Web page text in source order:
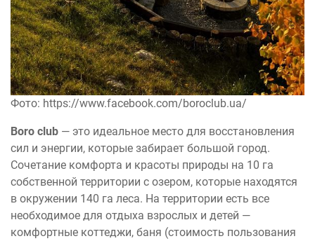
Фото: https://www.facebook.com/boroclub.ua/
Boro club — это идеальное место для восстановления
сил и энергии, которые забирает большой город.
Сочетание комфорта и красоты природы на 10 га
собственной территории с озером, которые находятся
в окружении 140 га леса. На территории есть все
необходимое для отдыха взрослых и детей —
комфортные коттеджи, баня (стоимость пользования